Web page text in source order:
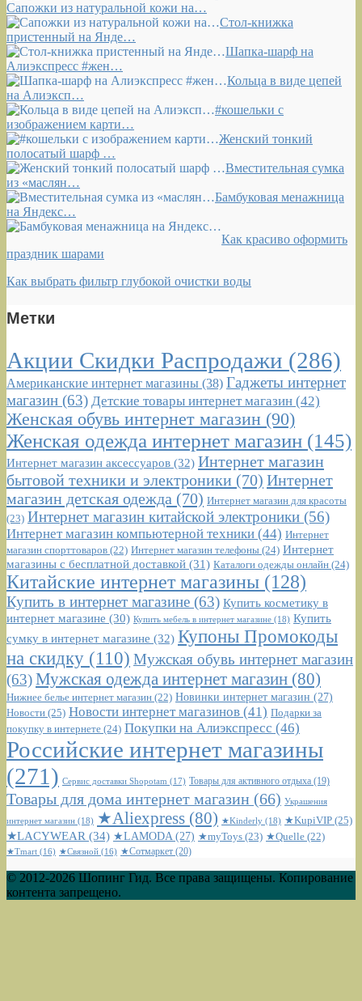
Сапожки из натуральной кожи на…
Стол-книжка
пристенный на Янде…
Шапка-шарф на
Алиэкспресс #жен…
Кольца в виде цепей
на Алиэксп…
#кошельки с
изображением карти…
Женский тонкий
полосатый шарф …
Вместительная сумка
из «маслян…
Бамбуковая менажница
на Яндекс…
Как красиво оформить
праздник шарами
Как выбрать фильтр глубокой очистки воды
Метки
Акции Скидки Распродажи (286)
Американские интернет магазины (38) Гаджеты интернет
магазин (63) Детские товары интернет магазин (42)
Женская обувь интернет магазин (90)
Женская одежда интернет магазин (145)
Интернет магазин аксессуаров (32) Интернет магазин
бытовой техники и электроники (70) Интернет
магазин детская одежда (70) Интернет магазин для красоты
(23) Интернет магазин китайской электроники (56)
Интернет магазин компьютерной техники (44) Интернет
магазин спорттоваров (22) Интернет магазин телефоны (24) Интернет
магазины с бесплатной доставкой (31) Каталоги одежды онлайн (24)
Китайские интернет магазины (128)
Купить в интернет магазине (63) Купить косметику в
интернет магазине (30) Купить мебель в интернет магазине (18) Купить
сумку в интернет магазине (32) Купоны Промокоды
на скидку (110) Мужская обувь интернет магазин
(63)Мужская одежда интернет магазин (80)
Нижнее белье интернет магазин (22) Новинки интернет магазин (27)
Новости (25) Новости интернет магазинов (41) Подарки за
покупку в интернете (24) Покупки на Алиэкспресс (46)
Российские интернет магазины
(271) Сервис доставки Shopotam (17) Товары для активного отдыха (19)
Товары для дома интернет магазин (66) Украшения
интернет магазин (18) ★Aliexpress (80) ★Kinderly (18) ★KupiVIP (25)
★LACYWEAR (34) ★LAMODA(27) ★myToys (23) ★Quelle (22)
★Tmart (16) ★Связной (16) ★Сотмаркет (20)
© 2012-2026 Шопинг Гид. Все права защищены. Копирование
контента запрещено.